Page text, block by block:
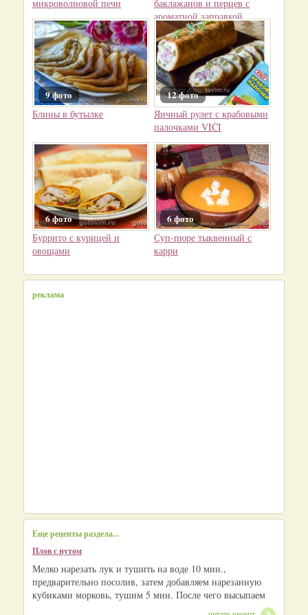
микроволновой печи
баклажанов и перцев с
ароматной заправкой
9 фото
Блины в бутылке
12 фото
Яичный рулет с крабовыми
палочками VIČI
6 фото
Буррито с курицей и
овощами
6 фото
Суп-пюре тыквенный с
карри
реклама
Еще рецепты раздела...
Плов с нутом
Мелко нарезать лук и тушить на воде 10 мин.,
предварительно посолив, затем добавляем нарезанную
кубиками морковь, тушим 5 мин. После чего высыпаем